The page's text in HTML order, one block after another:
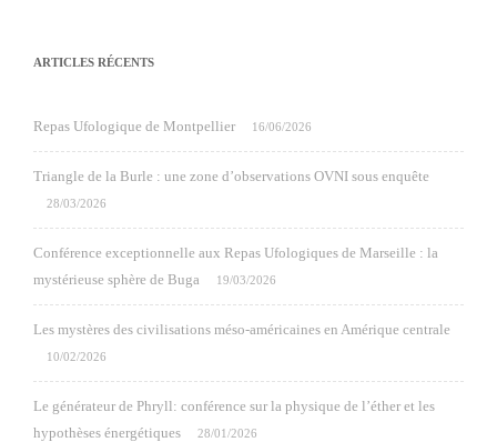
ARTICLES RÉCENTS
Repas Ufologique de Montpellier 16/06/2026
Triangle de la Burle : une zone d’observations OVNI sous enquête
28/03/2026
Conférence exceptionnelle aux Repas Ufologiques de Marseille : la
mystérieuse sphère de Buga
19/03/2026
Les mystères des civilisations méso-américaines en Amérique centrale
10/02/2026
Le générateur de Phryll: conférence sur la physique de l’éther et les
hypothèses énergétiques
28/01/2026